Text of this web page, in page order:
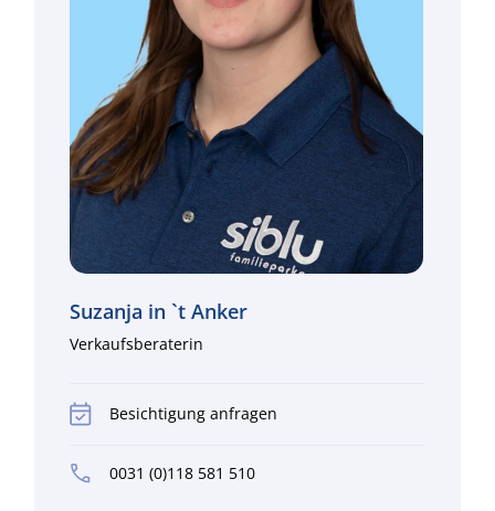
Suzanja in `t Anker
Verkaufsberaterin
Besichtigung anfragen
0031 (0)118 581 510